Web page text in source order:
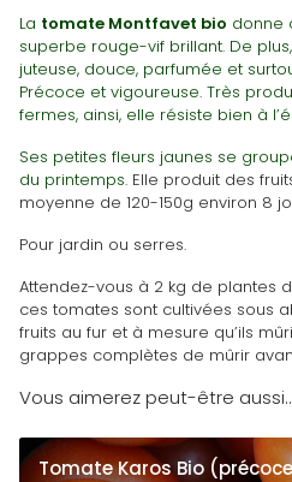
La tomate Montfavet bio donne
superbe rouge-vif brillant. De
juteuse, douce, parfumée et
Précoce et vigoureuse. Très
fermes, ainsi, elle résiste bien à
Ses petites fleurs jaunes se
du printemps. Elle produit des
moyenne de 120-150g environ 8
Pour jardin ou serres.
Attendez-vous à 2 kg de plantes
ces tomates sont cultivées sous
fruits au fur et à mesure qu’ils
grappes complètes de mûrir
Vous aimerez peut-être
Tomate Karos Bio